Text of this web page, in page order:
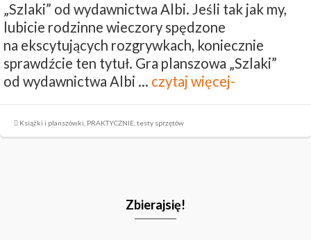
„Szlaki” od wydawnictwa Albi. Jeśli tak jak my,
lubicie rodzinne wieczory spędzone
na ekscytujących rozgrywkach, koniecznie
sprawdźcie ten tytuł. Gra planszowa „Szlaki”
od wydawnictwa Albi … czytaj więcej-
Książki i planszówki PRAKTYCZNIE testy sprzętów
Zbierajsię!